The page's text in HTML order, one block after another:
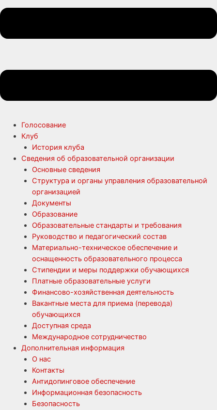
Голосование
Клуб
История клуба
Сведения об образовательной организации
Основные сведения
Структура и органы управления образовательной
организацией
Документы
Образование
Образовательные стандарты и требования
Руководство и педагогический состав
Материально-техническое обеспечение и
оснащенность образовательного процесса
Стипендии и меры поддержки обучающихся
Платные образовательные услуги
Финансово-хозяйственная деятельность
Вакантные места для приема (перевода)
обучающихся
Доступная среда
Международное сотрудничество
Дополнительная информация
О нас
Контакты
Антидопинговое обеспечение
Информационная безопасность
Безопасность